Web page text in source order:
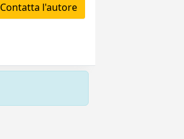
Contatta l'autore